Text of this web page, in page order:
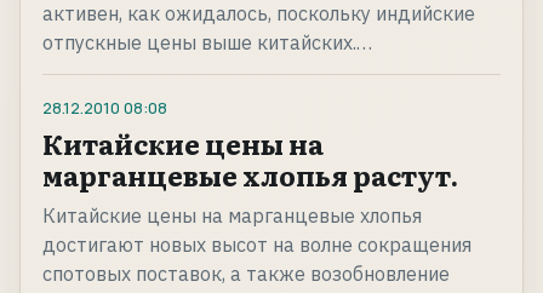
активен, как ожидалось, поскольку индийские
отпускные цены выше китайских.…
28.12.2010 08:08
Китайские цены на
марганцевые хлопья растут.
Китайские цены на марганцевые хлопья
достигают новых высот на волне сокращения
спотовых поставок, а также возобновление